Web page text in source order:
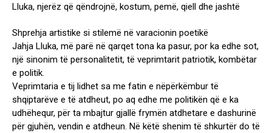
Shprehja artistike si stilemë në varacionin poetikë
Jahja Lluka, më parë në qarqet tona ka pasur, por ka edhe sot,
një sinonim të personalitetit, të veprimtarit patriotik, kombëtar
e politik.
Veprimtaria e tij lidhet sa me fatin e nëpërkëmbur të
shqiptarëve e të atdheut, po aq edhe me politikën që e ka
udhëhequr, për ta mbajtur gjallë frymën atdhetare e dashurinë
për gjuhën, vendin e atdheun. Në këtë shenim të shkurtër do të